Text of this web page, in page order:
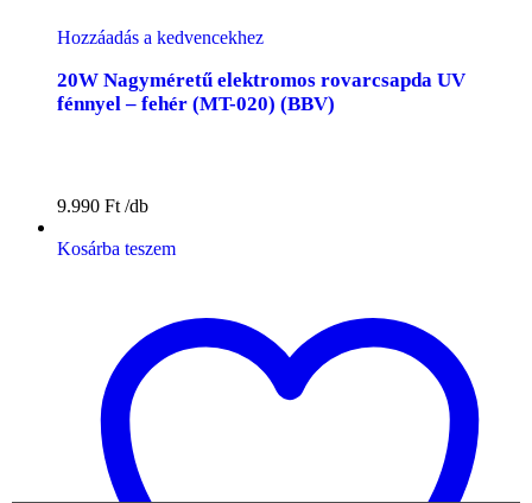
Hozzáadás a kedvencekhez
20W Nagyméretű elektromos rovarcsapda UV
fénnyel – fehér (MT-020) (BBV)
9.990 Ft
Kosárba teszem